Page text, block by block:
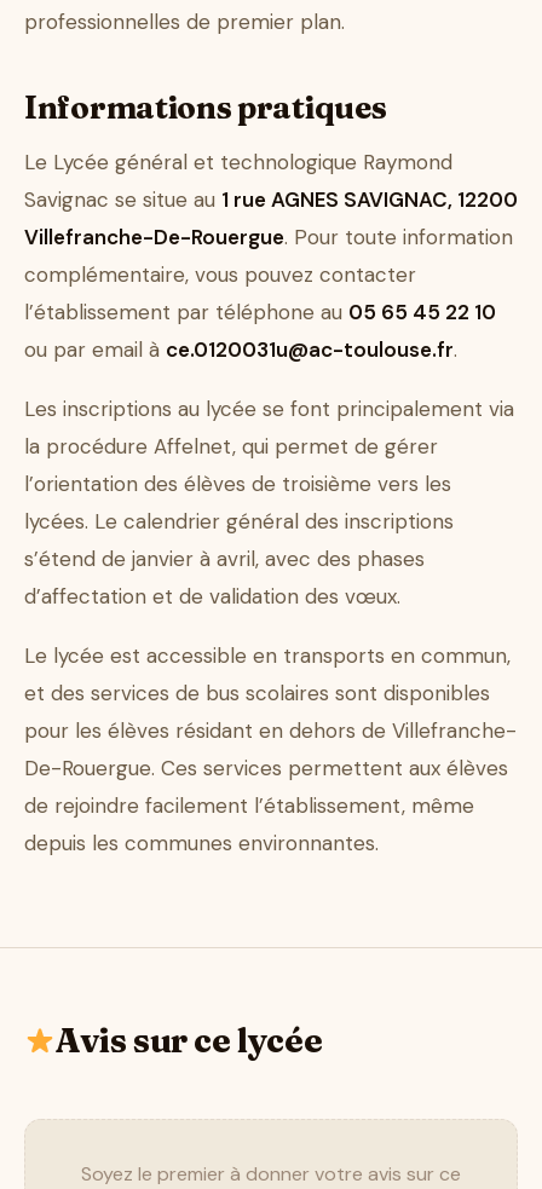
professionnelles de premier plan.
Informations pratiques
Le Lycée général et technologique Raymond
Savignac se situe au 1 rue AGNES SAVIGNAC, 12200
Villefranche-De-Rouergue. Pour toute information
complémentaire, vous pouvez contacter
l’établissement par téléphone au 05 65 45 22 10
ou par email à ce.0120031u@ac-toulouse.fr.
Les inscriptions au lycée se font principalement via
la procédure Affelnet, qui permet de gérer
l’orientation des élèves de troisième vers les
lycées. Le calendrier général des inscriptions
s’étend de janvier à avril, avec des phases
d’affectation et de validation des vœux.
Le lycée est accessible en transports en commun,
et des services de bus scolaires sont disponibles
pour les élèves résidant en dehors de Villefranche-
De-Rouergue. Ces services permettent aux élèves
de rejoindre facilement l’établissement, même
depuis les communes environnantes.
Avis sur ce lycée
Soyez le premier à donner votre avis sur ce